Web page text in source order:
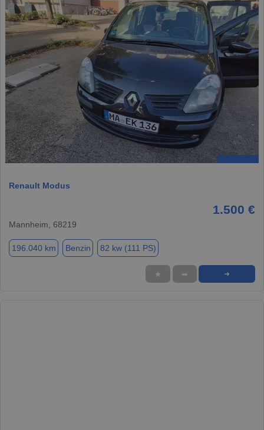
Renault Modus
1.500 €
Mannheim, 68219
196.040 km Benzin 82 kw (111 PS)
★ ➦ ➜